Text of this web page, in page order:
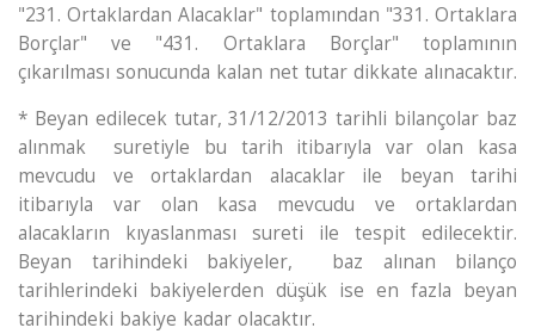
"231. Ortaklardan Alacaklar" toplamından "331. Ortaklara
Borçlar" ve "431. Ortaklara Borçlar" toplamının
çıkarılması sonucunda kalan net tutar dikkate alınacaktır.
* Beyan edilecek tutar, 31/12/2013 tarihli bilançolar baz
alınmak suretiyle bu tarih itibarıyla var olan kasa
mevcudu ve ortaklardan alacaklar ile beyan tarihi
itibarıyla var olan kasa mevcudu ve ortaklardan
alacakların kıyaslanması sureti ile tespit edilecektir.
Beyan tarihindeki bakiyeler, baz alınan bilanço
tarihlerindeki bakiyelerden düşük ise en fazla beyan
tarihindeki bakiye kadar olacaktır.